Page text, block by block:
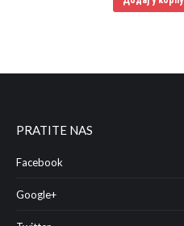
PRATITE NAS
Facebook
Google+